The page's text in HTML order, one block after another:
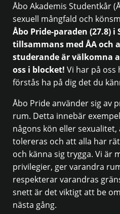
Åbo Akademis Studentkår
sexuell mångfald och
Åbo Pride-paraden (27.8)
tillsammans med ÅA och
studerande är välkomna
oss i blocket! Vi har på oss
förstås ha på dig det du
Åbo Pride använder sig av
rum. Detta innebär
någons kön eller
tolereras och att alla har
och känna sig trygga. Vi är
privilegier, ger varandra
respekterar varandras
snett är det viktigt att be
nästa gång.